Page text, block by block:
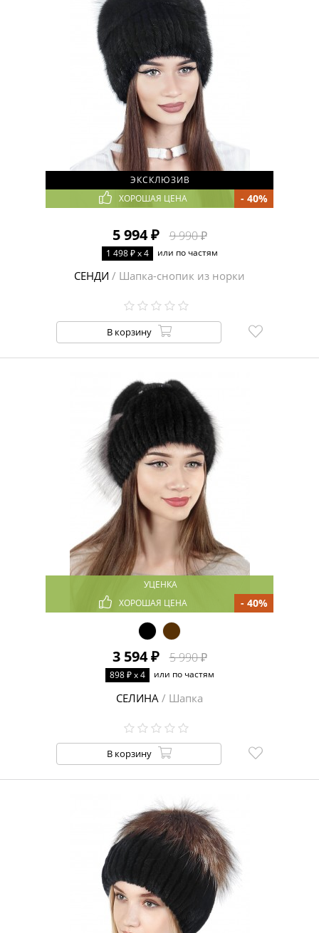
ЭКСКЛЮЗИВ
ХОРОШАЯ ЦЕНА
5 994 ₽ 9 990 ₽
- 40%
1 498 ₽ x 4 или по частям
СЕНДИ / Шапка-снопик из норки
В корзину
УЦЕНКА
ХОРОШАЯ ЦЕНА
3 594 ₽ 5 990 ₽
- 40%
898 ₽ x 4 или по частям
СЕЛИНА / Шапка
В корзину